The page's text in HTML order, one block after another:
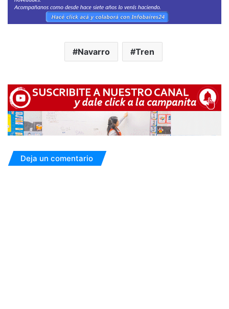
Navarro Tren
Deja un comentario